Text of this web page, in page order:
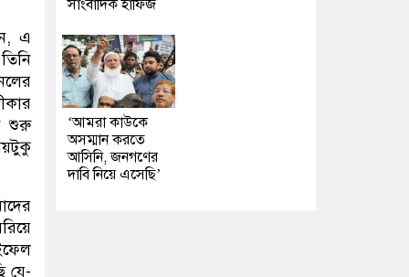
এ
শুরু
যে-
সাংবাদিক হাফিজ
‘আমরা কাউকে
অসম্মান করতে
আসিনি, জনগণের
দাবি নিয়ে এসেছি’